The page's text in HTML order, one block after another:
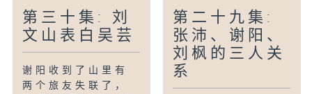
第三十集: 刘
文山表白吴芸
谢阳收到了山里有
两个旅友失联了，
第二十九集:
张沛、谢阳、
刘枫的三人关
系